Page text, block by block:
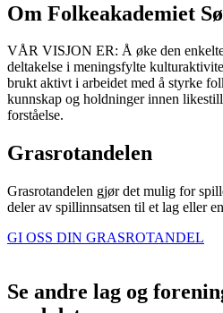
Om Folkeakademiet
VÅR VISJON ER: Å øke den
deltakelse i meningsfylte
brukt aktivt i arbeidet med å styrke
kunnskap og holdninger innen
forståelse.
Grasrotandelen
Grasrotandelen gjør det mulig for
deler av spillinnsatsen til et lag eller
GI OSS DIN GRASROTANDEL
Se andre lag og